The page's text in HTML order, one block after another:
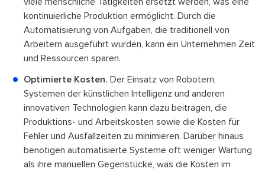
kontinuierliche Produktion ermöglicht. Durch die
Automatisierung von Aufgaben, die traditionell von
Arbeitern ausgeführt wurden, kann ein Unternehmen Zeit
und Ressourcen sparen.
Optimierte Kosten. Der Einsatz von Robotern,
Systemen der künstlichen Intelligenz und anderen
innovativen Technologien kann dazu beitragen, die
Produktions- und Arbeitskosten sowie die Kosten für
Fehler und Ausfallzeiten zu minimieren. Darüber hinaus
benötigen automatisierte Systeme oft weniger Wartung
als ihre manuellen Gegenstücke, was die Kosten im